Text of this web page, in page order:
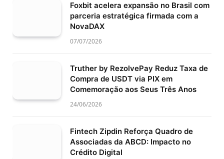
Foxbit acelera expansão no Brasil com
parceria estratégica firmada com a
NovaDAX
07/07/2026
Truther by RezolvePay Reduz Taxa de
Compra de USDT via PIX em
Comemoração aos Seus Três Anos
24/06/2026
Fintech Zipdin Reforça Quadro de
Associadas da ABCD: Impacto no
Crédito Digital